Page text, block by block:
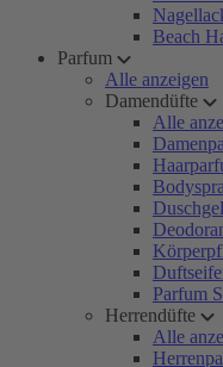
Beach
Parfum
Alle anzeigen
Damendüfte
Alle
Parfum
Herrendüfte
Alle